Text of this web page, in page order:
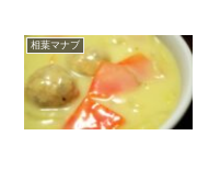
相葉マナブ